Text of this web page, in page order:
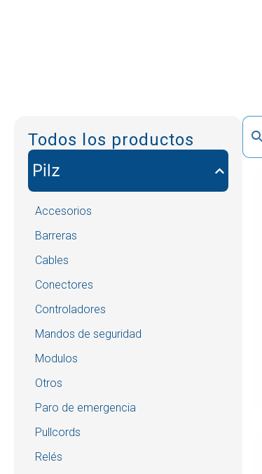
Todos los productos
Pilz
Accesorios
Barreras
Cables
Conectores
Controladores
Mandos de seguridad
Modulos
Otros
Paro de emergencia
Pullcords
Relés